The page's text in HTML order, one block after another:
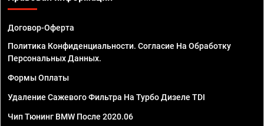
Договор-Оферта
Политика Конфиденциальности. Согласие На Обработку
Персональных Данных.
Формы Оплаты
Удаление Сажевого Фильтра На Турбо Дизеле TDI
Чип Тюнинг BMW После 2020.06